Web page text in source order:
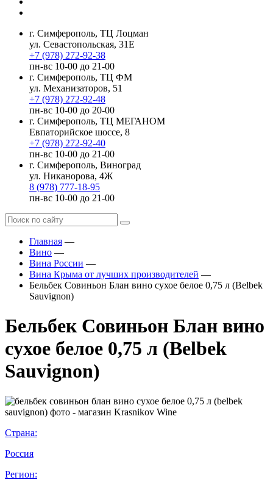
г. Симферополь, ТЦ Лоцман
ул. Севастопольская, 31Е
+7 (978) 272-92-38
пн-вс 10-00 до 21-00
г. Симферополь, ТЦ ФМ
ул. Механизаторов, 51
+7 (978) 272-92-48
пн-вс 10-00 до 20-00
г. Симферополь, ТЦ МЕГАНОМ
Евпаторийское шоссе, 8
+7 (978) 272-92-40
пн-вс 10-00 до 21-00
г. Симферополь, Виноград
ул. Никанорова, 4Ж
8 (978) 777-18-95
пн-вс 10-00 до 21-00
Главная —
Вино —
Вина России —
Вина Крыма от лучших производителей —
Бельбек Совиньон Блан вино сухое белое 0,75 л (Belbek
Sauvignon)
Бельбек Совиньон Блан вино
сухое белое 0,75 л (Belbek
Sauvignon)
Страна:
Россия
Регион: